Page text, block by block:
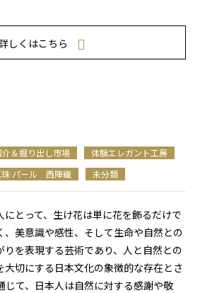
しくはこちら
＆掘り出し市場
体験エレガント工房
珠 パール 西陣織 未分類
にとって、生け花は単に花を飾るだけで
、美意識や感性、そして生命や自然との
りを表現する芸術であり、人と自然との
大切にする日本文化の象徴的な存在とさ
じて、日本人は自然に対する感謝や敬